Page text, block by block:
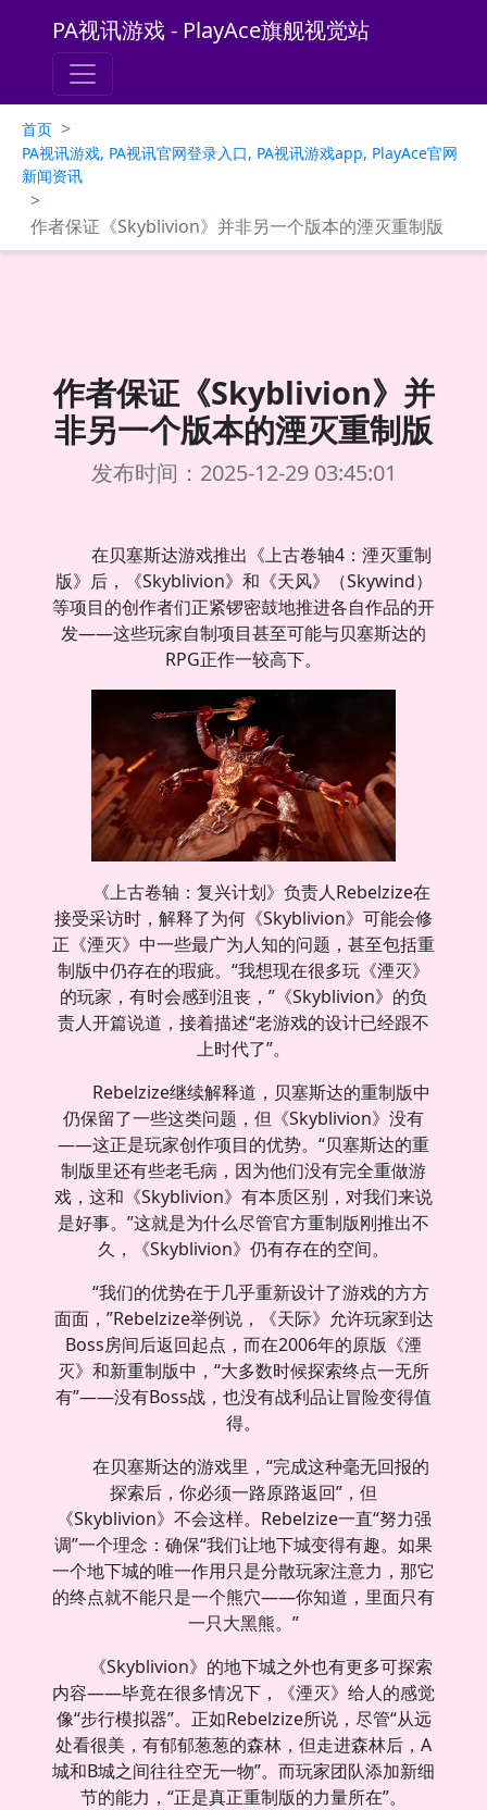
PA视讯游戏 - PlayAce旗舰视觉站
首页 >
PA视讯游戏, PA视讯官网登录入口, PA视讯游戏app, PlayAce官网
新闻资讯
>
作者保证《Skyblivion》并非另一个版本的湮灭重制版
作者保证《Skyblivion》并
非另一个版本的湮灭重制版
发布时间：2025-12-29 03:45:01
在贝塞斯达游戏推出《上古卷轴4：湮灭重制
版》后，《Skyblivion》和《天风》（Skywind）
等项目的创作者们正紧锣密鼓地推进各自作品的开
发——这些玩家自制项目甚至可能与贝塞斯达的
RPG正作一较高下。
《上古卷轴：复兴计划》负责人Rebelzize在
接受采访时，解释了为何《Skyblivion》可能会修
正《湮灭》中一些最广为人知的问题，甚至包括重
制版中仍存在的瑕疵。“我想现在很多玩《湮灭》
的玩家，有时会感到沮丧，”《Skyblivion》的负
责人开篇说道，接着描述“老游戏的设计已经跟不
上时代了”。
Rebelzize继续解释道，贝塞斯达的重制版中
仍保留了一些这类问题，但《Skyblivion》没有
——这正是玩家创作项目的优势。“贝塞斯达的重
制版里还有些老毛病，因为他们没有完全重做游
戏，这和《Skyblivion》有本质区别，对我们来说
是好事。”这就是为什么尽管官方重制版刚推出不
久，《Skyblivion》仍有存在的空间。
“我们的优势在于几乎重新设计了游戏的方方
面面，”Rebelzize举例说，《天际》允许玩家到达
Boss房间后返回起点，而在2006年的原版《湮
灭》和新重制版中，“大多数时候探索终点一无所
有”——没有Boss战，也没有战利品让冒险变得值
得。
在贝塞斯达的游戏里，“完成这种毫无回报的
探索后，你必须一路原路返回”，但
《Skyblivion》不会这样。Rebelzize一直“努力强
调”一个理念：确保“我们让地下城变得有趣。如果
一个地下城的唯一作用只是分散玩家注意力，那它
的终点就不能只是一个熊穴——你知道，里面只有
一只大黑熊。”
《Skyblivion》的地下城之外也有更多可探索
内容——毕竟在很多情况下，《湮灭》给人的感觉
像“步行模拟器”。正如Rebelzize所说，尽管“从远
处看很美，有郁郁葱葱的森林，但走进森林后，A
城和B城之间往往空无一物”。而玩家团队添加新细
节的能力，“正是真正重制版的力量所在”。